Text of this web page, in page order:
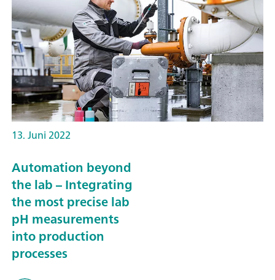
13. Juni 2022
Automation beyond
the lab – Integrating
the most precise lab
pH measurements
into production
processes